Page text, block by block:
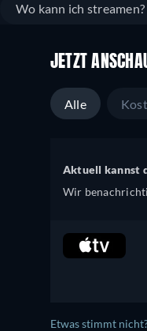
Wo kann ich streamen?
JETZT
Alle
Aktuell kannst
Wir
Etwas stimmt